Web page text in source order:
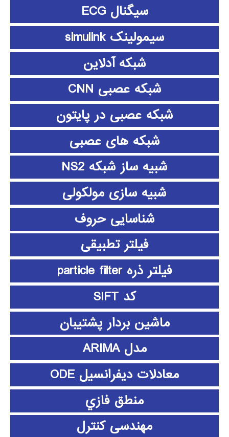
سیگنال ECG
سیمولینک simulink
شبکه آدلاین
شبکه عصبی CNN
شبکه عصبی در پایتون
شبکه های عصبی
شبیه ساز شبکه NS2
شبیه سازی مولکولی
شناسایی حروف
فیلتر تطبیقی
فیلتر ذره particle filter
کد SIFT
ماشین بردار پشتیبان
مدل ARIMA
معادلات دیفرانسیل ODE
منطق فازي
مهندسی کنترل